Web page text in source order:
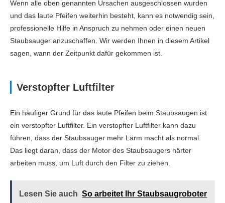
Wenn alle oben genannten Ursachen ausgeschlossen wurden
und das laute Pfeifen weiterhin besteht, kann es notwendig sein,
professionelle Hilfe in Anspruch zu nehmen oder einen neuen
Staubsauger anzuschaffen. Wir werden Ihnen in diesem Artikel
sagen, wann der Zeitpunkt dafür gekommen ist.
Verstopfter Luftfilter
Ein häufiger Grund für das laute Pfeifen beim Staubsaugen ist
ein verstopfter Luftfilter. Ein verstopfter Luftfilter kann dazu
führen, dass der Staubsauger mehr Lärm macht als normal.
Das liegt daran, dass der Motor des Staubsaugers härter
arbeiten muss, um Luft durch den Filter zu ziehen.
Lesen Sie auch So arbeitet Ihr Staubsaugroboter